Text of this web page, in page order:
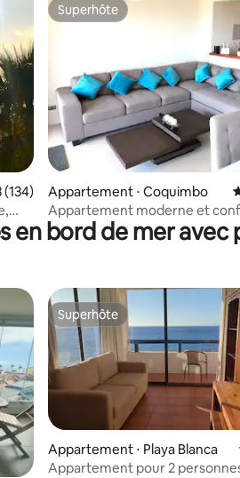
: 4,87 sur 5
moyenne sur la base de 134
(134)
Superhôte
Superhôte
Appartement ⋅ Coquimbo
Appartement moderne et
sur la plage de Puerto Velero
en bord de mer avec
: 4,91 sur 5
Superhôte
Superhôte
Appartement ⋅ Playa Blanca
Appartement pour 2